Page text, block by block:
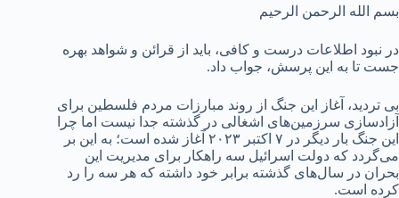
بسم الله الرحمن الرحیم
در نبود اطلاعات درست و کافی، باید از قرائن و شواهد بهره
جست تا به این پرسش، جواب داد.
بی تردید، آغاز این جنگ از روند مبارزات مردم فلسطین برای
آزادسازی سرزمین‌های اشغالی در گذشته جدا نیست اما چرا
این جنگ بار دیگر در ۷ اکتبر ۲۰۲۳ آغاز شده است؛ به این بر
می‌گردد که دولت اسرائیل سه راهکار برای مدیریت این
بحران در سال‌های گذشته برابر خود داشته که هر سه را رد
کرده است.